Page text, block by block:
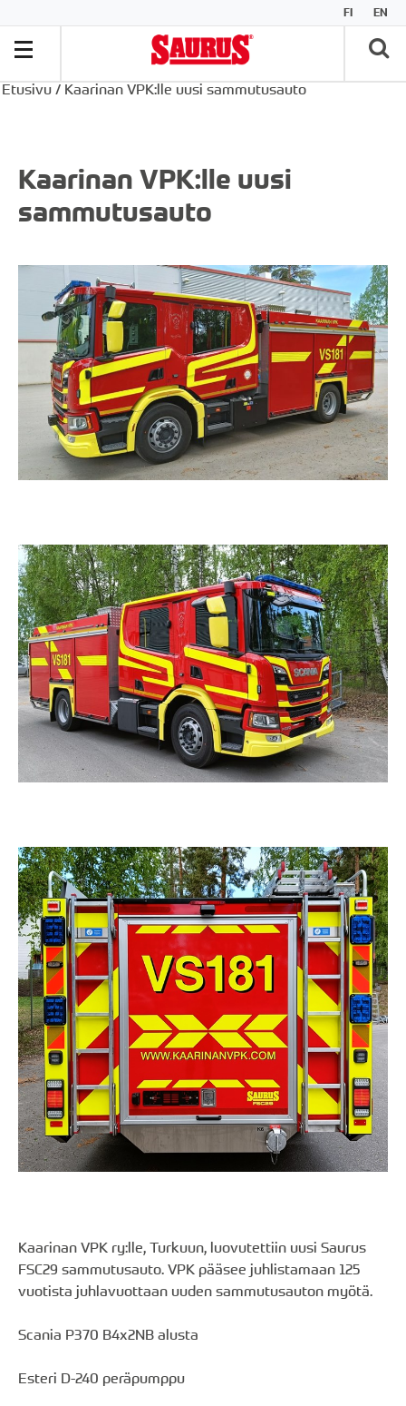
FI EN
Etusivu / Kaarinan VPK:lle uusi sammutusauto
Kaarinan VPK:lle uusi
sammutusauto
Kaarinan VPK ry:lle, Turkuun, luovutettiin uusi Saurus
FSC29 sammutusauto. VPK pääsee juhlistamaan 125
vuotista juhlavuottaan uuden sammutusauton myötä.
Scania P370 B4x2NB alusta
Esteri D-240 peräpumppu